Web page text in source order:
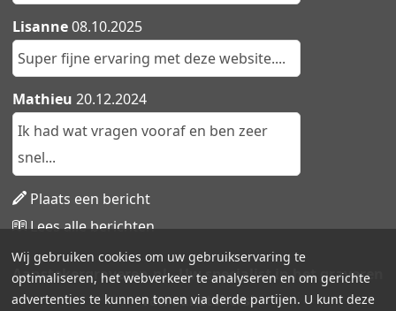
Lisanne08.10.2025
Super fijne ervaring met deze website....
Mathieu 20.12.2024
Ik had wat vragen vooraf en ben zeer
snel...
Plaats een bericht
Lees alle berichten
Aanstekergraveren.nl - Uw specialist in het graveren
van aanstekers!
Wij gebruiken cookies om uw gebruikservaring te
optimaliseren, het webverkeer te analyseren en om gerichte
advertenties te kunnen tonen via derde partijen. U kunt deze